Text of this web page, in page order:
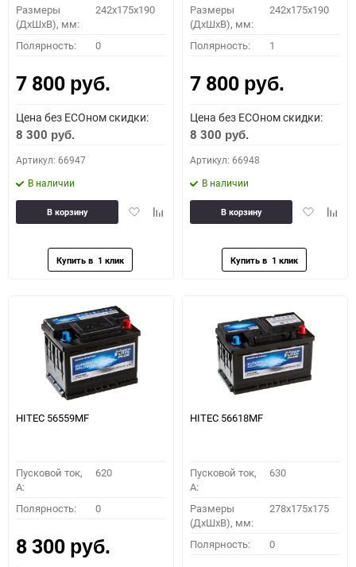
Размеры
(ДхШхВ), мм:
242x175x190
Полярность: 0
7 800 руб.
Цена без ECOном скидки:
8 300 руб.
Артикул: 66947
В наличии
ДобавитьДобавить
В корзину
Размеры
(ДхШхВ), мм:
242x175x190
Полярность: 1
7 800 руб.
Цена без ECOном скидки:
8 300 руб.
Артикул: 66948
В наличии
Добавить
В корзину
HITEC 56559MF
Пусковой ток,
A:
620
Полярность: 0
8 300 руб.
HITEC 56618MF
Пусковой ток,
A:
630
Размеры
(ДхШхВ), мм:
278x175x175
Полярность: 0